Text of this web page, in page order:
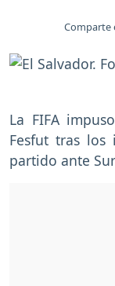
Comparte
La FIFA
Fesfut tras los
partido ante